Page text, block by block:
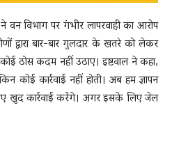
वन विभाग पर गंभीर लापरवाही का आरोप
द्वारा बार-बार गुलदार के खतरे को लेकर
ठोस कदम नहीं उठाए। इष्टवाल ने कहा,
कार्रवाई नहीं होती। अब हम ज्ञापन
खुद कार्रवाई करेंगे। अगर इसके लिए जेल